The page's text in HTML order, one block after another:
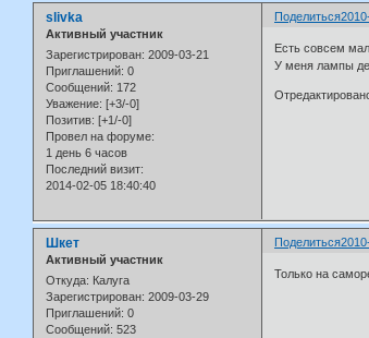
Поделиться
slivka
Активный участник
Зарегистрирован: 2009-03-21
Приглашений: 0
Сообщений: 172
Уважение: [+3/-0]
Позитив: [+1/-0]
Провел на форуме:
1 день 6 часов
Последний визит:
2014-02-05 18:40:40
Есть совсем
У меня лампы
Поделиться
Шкет
Активный участник
Откуда: Калуга
Зарегистрирован: 2009-03-29
Приглашений: 0
Сообщений: 523
Только на